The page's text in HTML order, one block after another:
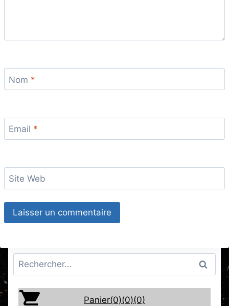
Nom *
Email *
Site Web
Rechercher :
Panier(0)(0)(0)